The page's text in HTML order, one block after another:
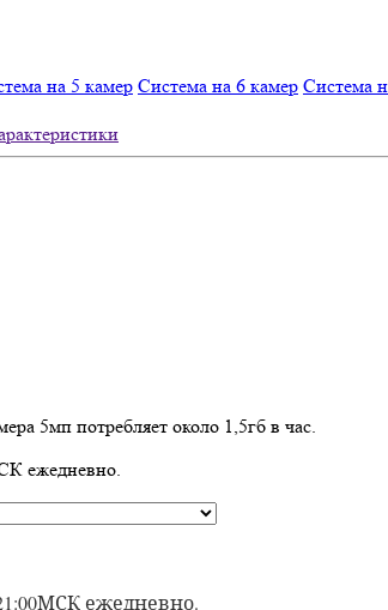
на 5 камер Система на 6 камер Система
5мп потребляет около 1,5гб в час.
ежедневно.
ежедневно.